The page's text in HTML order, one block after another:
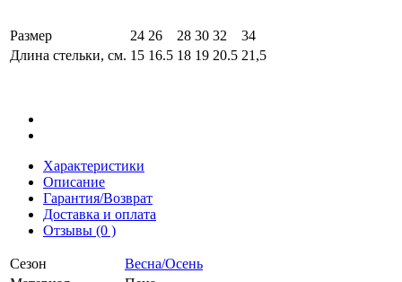
Размер 24 26 28 30 32
34
Длина стельки, см. 15 16.5 18 19 20.5 21,5
Характеристики
Описание
Гарантия/Возврат
Доставка и оплата
Отзывы (0 )
Сезон
Весна/Осень